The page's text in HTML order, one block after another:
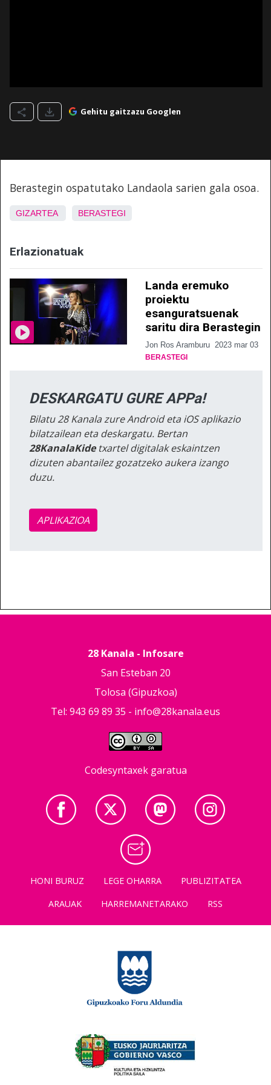
Gehitu gaitzazu Googlen
Berastegin ospatutako Landaola sarien gala osoa.
GIZARTEA BERASTEGI
Erlazionatuak
Landa eremuko
proiektu
esanguratsuenak
saritu dira Berastegin
Jon Ros Aramburu 2023 mar 03
BERASTEGI
DESKARGATU GURE APPa!
Bilatu 28 Kanala zure Android eta iOS aplikazio
bilatzailean eta deskargatu. Bertan
28KanalaKidetxartel digitalak eskaintzen
dizuten abantailez gozatzeko aukera izango
duzu.
APLIKAZIOA
28 Kanala - Infosare
San Esteban 20
Tolosa (Gipuzkoa)
Tel: 943 69 89 35 - info@28kanala.eus
Codesyntaxek garatua
HONI BURUZ LEGE OHARRA
PUBLIZITATEA
ARAUAK
HARREMANETARAKO RSS